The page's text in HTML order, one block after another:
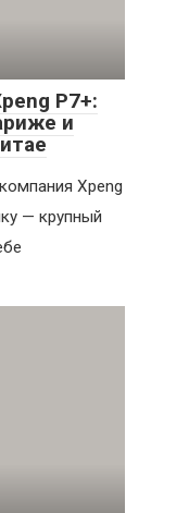
P7+:
и
Xpeng
— крупный